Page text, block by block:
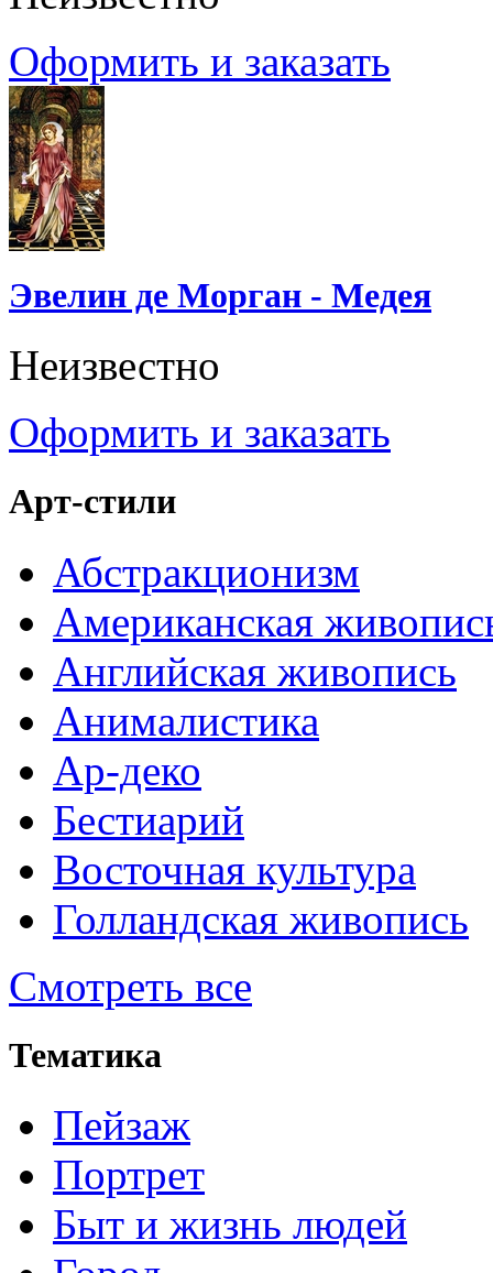
Оформить и заказать
Эвелин де Морган - Медея
Неизвестно
Оформить и заказать
Арт-стили
Абстракционизм
Американская
Английская живопись
Анималистика
Ар-деко
Бестиарий
Восточная культура
Голландская живопись
Смотреть все
Тематика
Пейзаж
Портрет
Быт и жизнь людей